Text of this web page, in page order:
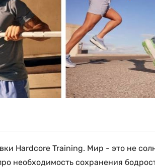
Hardcore Training. Мир - это не
необходимость сохранения